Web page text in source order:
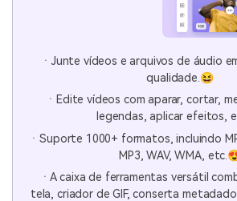
ㆍJunte vídeos e arquivos de áudio
qualidade.😆
ㆍEdite vídeos com aparar, cortar,
legendas, aplicar efeitos,
ㆍSuporte 1000+ formatos, incluindo
MP3, WAV, WMA,
ㆍA caixa de ferramentas versátil
tela, criador de GIF, conserta